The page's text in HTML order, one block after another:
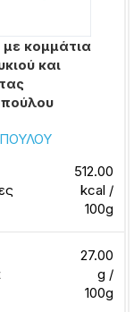
κομμάτια
και
512.00
kcal /
100g
27.00
g /
100g